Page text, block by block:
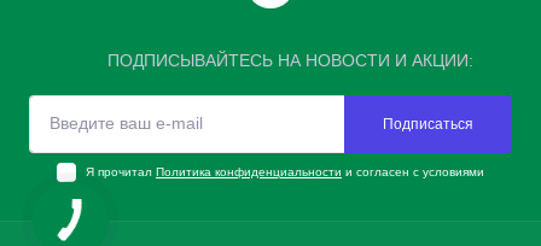
ПОДПИСЫВАЙТЕСЬ НА НОВОСТИ И АКЦИИ:
Подписаться
Я прочитал Политика конфиденциальности и согласен с условиями